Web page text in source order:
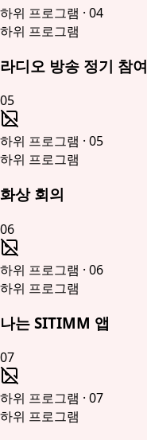
하위 프로그램 · 04
하위 프로그램
라디오 방송 정기 참여
05
하위 프로그램 · 05
하위 프로그램
화상 회의
06
하위 프로그램 · 06
하위 프로그램
나는 SITIMM 앱
07
하위 프로그램 · 07
하위 프로그램